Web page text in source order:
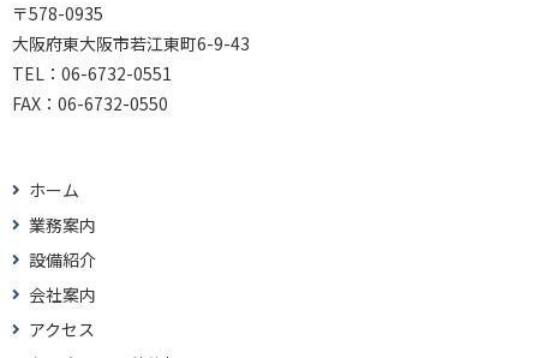
〒578-0935
大阪府東大阪市若江東町6-9-43
TEL： 06-6732-0551
FAX： 06-6732-0550
ホーム
業務案内
設備紹介
会社案内
アクセス